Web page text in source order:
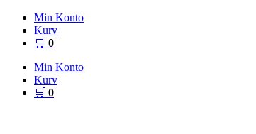
Videre
indhold
Min Konto
Kurv
🛒 0
Min Konto
Kurv
🛒 0